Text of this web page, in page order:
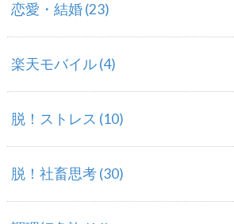
恋愛・結婚(23)
楽天モバイル(4)
脱！ストレス (10)
脱！社畜思考(30)